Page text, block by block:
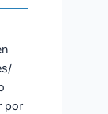
por